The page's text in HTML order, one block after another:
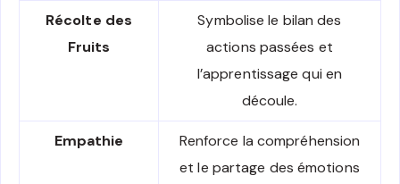
Récolte des
Fruits
Symbolise le bilan des
actions passées et
l’apprentissage qui en
découle.
Empathie
Renforce la compréhension
et le partage des émotions